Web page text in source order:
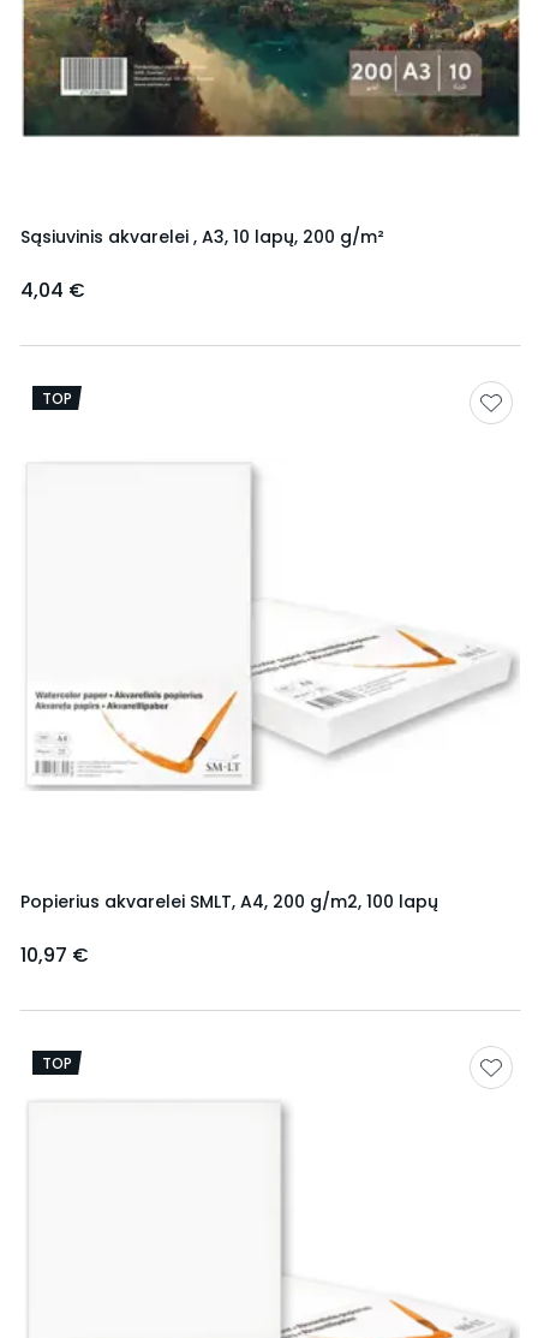
Sąsiuvinis akvarelei , A3, 10 lapų, 200 g/m²
4,04 €
TOP
Popierius akvarelei SMLT, A4, 200 g/m2, 100 lapų
10,97 €
TOP